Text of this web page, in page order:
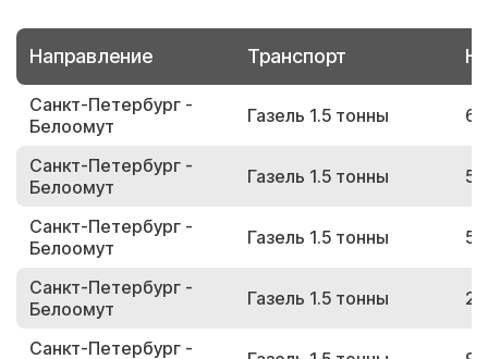
Направление Транспорт
Санкт-Петербург -
Белоомут
Газель 1.5 тонны
Санкт-Петербург -
Белоомут
Газель 1.5 тонны
Санкт-Петербург -
Белоомут
Газель 1.5 тонны
Санкт-Петербург -
Белоомут
Газель 1.5 тонны
Санкт-Петербург -